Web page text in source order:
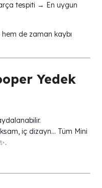
tespiti → En uygun
de zaman kaybı
Yedek
iç dizayn… Tüm Mini